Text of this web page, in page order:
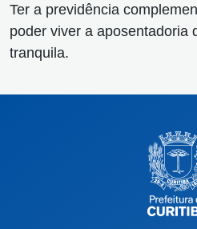
Ter a previdência
poder viver a aposentadoria
tranquila.